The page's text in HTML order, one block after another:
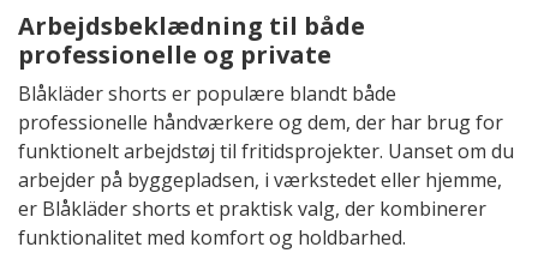
Arbejdsbeklædning til både
professionelle og private
Blåkläder shorts er populære blandt både
professionelle håndværkere og dem, der har brug for
funktionelt arbejdstøj til fritidsprojekter. Uanset om du
arbejder på byggepladsen, i værkstedet eller hjemme,
er Blåkläder shorts et praktisk valg, der kombinerer
funktionalitet med komfort og holdbarhed.